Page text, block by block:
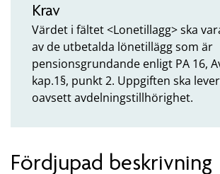
Krav
Värdet i fältet<Lonetillagg> ska
av de utbetalda lönetillägg som är
pensionsgrundande enligt PA 16,
kap.1§, punkt 2. Uppgiften ska
oavsett avdelningstillhörighet.
Fördjupad beskrivning